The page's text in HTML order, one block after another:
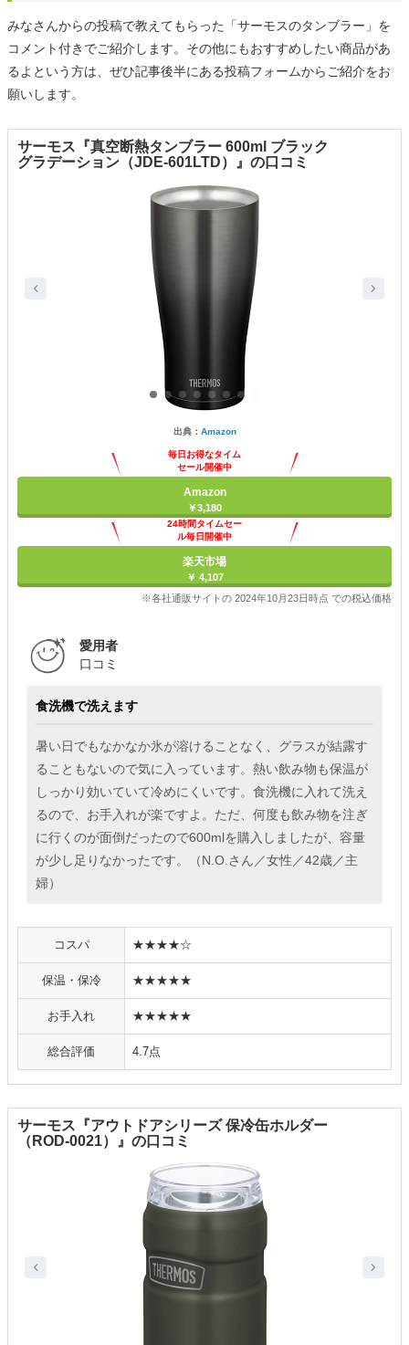
みなさんからの投稿で教えてもらった「サーモスのタンブラー」を
コメント付きでご紹介します。その他にもおすすめしたい商品があ
るよという方は、ぜひ記事後半にある投稿フォームからご紹介をお
願いします。
サーモス『真空断熱タンブラー 600ml ブラック
グラデーション（JDE-601LTD）』の口コミ
出典： Amazon
毎日お得なタイム
セール開催中
Amazon
￥3,180
24時間タイムセー
ル毎日開催中
楽天市場
￥ 4,107
※各社通販サイトの 2024年10月23日時点 での税込価格
愛用者
口コミ
食洗機で洗えます
暑い日でもなかなか氷が溶けることなく、グラスが結露す
ることもないので気に入っています。熱い飲み物も保温が
しっかり効いていて冷めにくいです。食洗機に入れて洗え
るので、お手入れが楽ですよ。ただ、何度も飲み物を注ぎ
に行くのが面倒だったので600mlを購入しましたが、容量
が少し足りなかったです。（N.O.さん／女性／42歳／主
婦）
コスパ ★★★★☆
保温・保冷 ★★★★★
お手入れ ★★★★★
総合評価 4.7点
サーモス『アウトドアシリーズ 保冷缶ホルダー
（ROD-0021）』の口コミ